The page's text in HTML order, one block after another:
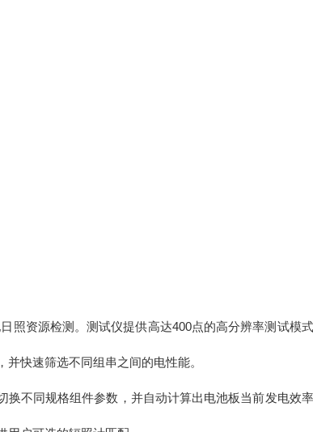
照资源检测。测试仪提供⾼达400点的⾼分辨率测试模
快速筛选不同组串之间的电性能。
不同规格组件参数，并⾃动计算出电池板当前发电效